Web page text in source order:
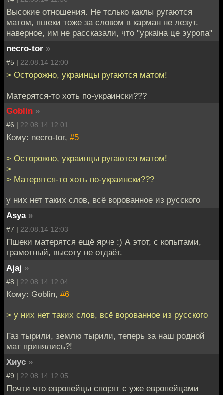
Высокие отношения. Не только каклы ругаются
матом, пшеки тоже за словом в карман не лезут.
наверное, им не рассказали, что "уркаiна це эуропа"
necro-tor »
#5 | 22.08.14 12:00
> Осторожно, украинцы ругаются матом!
Матерятся-то хоть по-украински???
Goblin »
#6 | 22.08.14 12:01
Кому: necro-tor, #5
> Осторожно, украинцы ругаются матом!
>
> Матерятся-то хоть по-украински???
у них нет таких слов, всё ворованное из русского
Asya »
#7 | 22.08.14 12:03
Пшеки матерятся ещё ярче :) А этот, с копытами,
грамотный, высоту не отдаёт.
Ajaj »
#8 | 22.08.14 12:04
Кому: Goblin, #6
> у них нет таких слов, всё ворованное из русского
Газ тырили, землю тырили, теперь за наш родной
мат принялись?!
Хиус »
#9 | 22.08.14 12:05
Почти что европейцы спорят с уже европейцами